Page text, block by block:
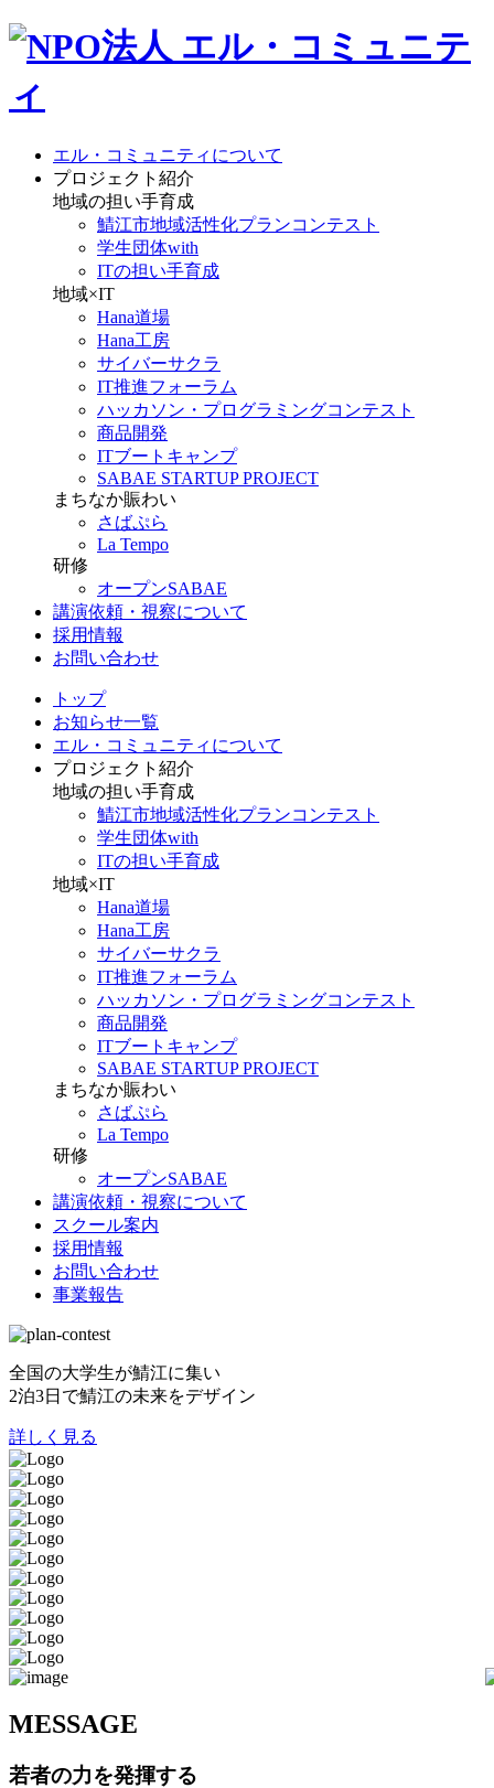
エル・コミュニティについて
プロジェクト紹介
地域の担い手育成
鯖江市地域活性化プランコンテスト
学生団体with
ITの担い手育成
地域×IT
Hana道場
Hana工房
サイバーサクラ
IT推進フォーラム
ハッカソン・プログラミングコンテスト
商品開発
ITブートキャンプ
SABAE STARTUP PROJECT
まちなか賑わい
さばぷら
La Tempo
研修
オープンSABAE
講演依頼・視察について
採用情報
お問い合わせ
トップ
お知らせ一覧
エル・コミュニティについて
プロジェクト紹介
地域の担い手育成
鯖江市地域活性化プランコンテスト
学生団体with
ITの担い手育成
地域×IT
Hana道場
Hana工房
サイバーサクラ
IT推進フォーラム
ハッカソン・プログラミングコンテスト
商品開発
ITブートキャンプ
SABAE STARTUP PROJECT
まちなか賑わい
さばぷら
La Tempo
研修
オープンSABAE
講演依頼・視察について
スクール案内
採用情報
お問い合わせ
事業報告
全国の大学生が鯖江に集い
2泊3日で鯖江の未来をデザイン
詳しく見る
MESSAGE
若者の力を発揮する